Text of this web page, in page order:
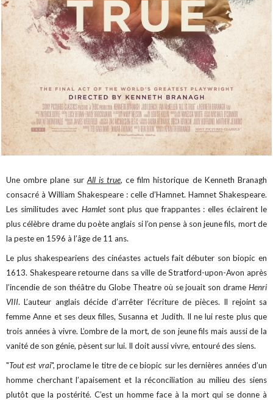
Une ombre plane sur All is true, ce film historique de Kenneth Branagh
consacré à William Shakespeare : celle d’Hamnet. Hamnet Shakespeare.
Les similitudes avec Hamlet sont plus que frappantes : elles éclairent le
plus célèbre drame du poète anglais si l’on pense à son jeune fils, mort de
la peste en 1596 à l’âge de 11 ans.
Le plus shakespeariens des cinéastes actuels fait débuter son biopic en
1613. Shakespeare retourne dans sa ville de Stratford-upon-Avon après
l’incendie de son théâtre du Globe Theatre où se jouait son drame Henri
VIII. L’auteur anglais décide d’arrêter l’écriture de pièces. Il rejoint sa
femme Anne et ses deux filles, Susanna et Judith. Il ne lui reste plus que
trois années à vivre. L’ombre de la mort, de son jeune fils mais aussi de la
vanité de son génie, pèsent sur lui. Il doit aussi vivre, entouré des siens.
"Tout est vrai", proclame le titre de ce biopic sur les dernières années d’un
homme cherchant l’apaisement et la réconciliation au milieu des siens
plutôt que la postérité.C’est un homme face à la mort qui se donne à